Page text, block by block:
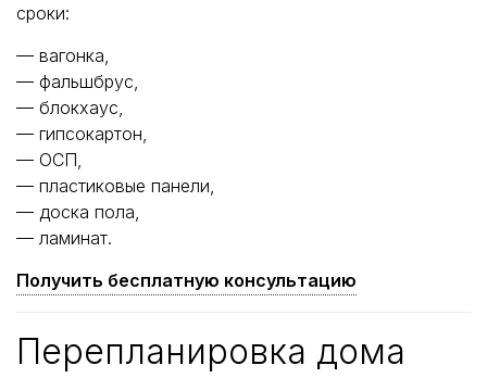
сроки:
— вагонка,
— фальшбрус,
— блокхаус,
— гипсокартон,
— ОСП,
— пластиковые панели,
— доска пола,
— ламинат.
Получить бесплатную консультацию
Перепланировка дома